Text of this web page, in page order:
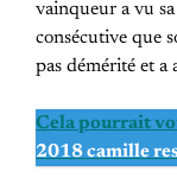
vainqueur a vu sa
consécutive que
pas démérité et a
Cela pourrait
2018 camille